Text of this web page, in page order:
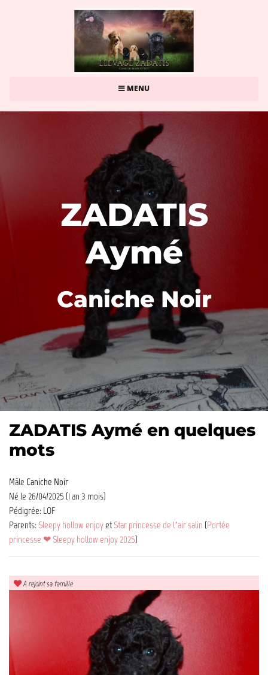
MENU
ZADATIS
Aymé
Caniche Noir
A rejoint sa famille
ZADATIS Aymé en quelques
mots
Mâle Caniche Noir
Né le 26/04/2025 (1 an 3 mois)
Pédigrée: LOF
Parents: Sleepy hollow enjoyet Star princesse de l’air salin (Portée
princesse ❤ Sleepy hollow enjoy 2025)